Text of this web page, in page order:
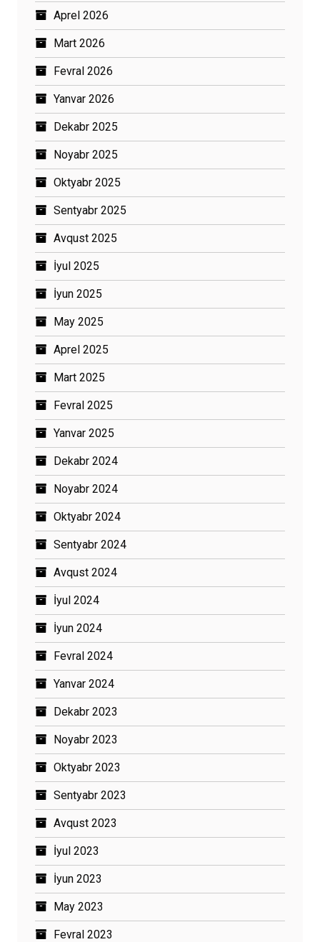
Aprel 2026
Mart 2026
Fevral 2026
Yanvar 2026
Dekabr 2025
Noyabr 2025
Oktyabr 2025
Sentyabr 2025
Avqust 2025
İyul 2025
İyun 2025
May 2025
Aprel 2025
Mart 2025
Fevral 2025
Yanvar 2025
Dekabr 2024
Noyabr 2024
Oktyabr 2024
Sentyabr 2024
Avqust 2024
İyul 2024
İyun 2024
Fevral 2024
Yanvar 2024
Dekabr 2023
Noyabr 2023
Oktyabr 2023
Sentyabr 2023
Avqust 2023
İyul 2023
İyun 2023
May 2023
Fevral 2023